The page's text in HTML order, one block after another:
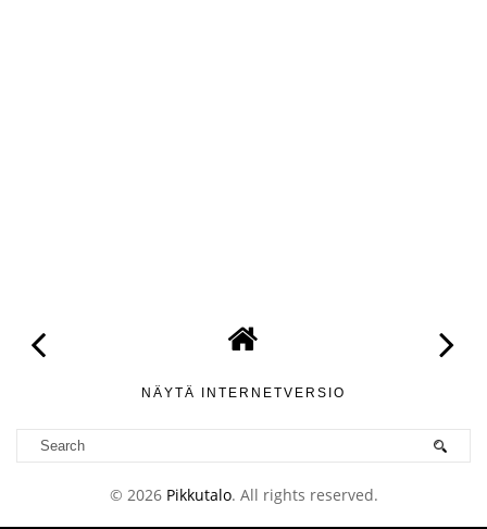
NÄYTÄ INTERNETVERSIO
© 2026 Pikkutalo. All rights reserved.